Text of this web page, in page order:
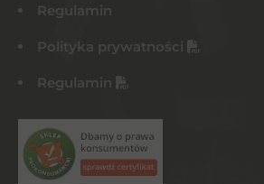
Regulamin
Polityka prywatności
Regulamin